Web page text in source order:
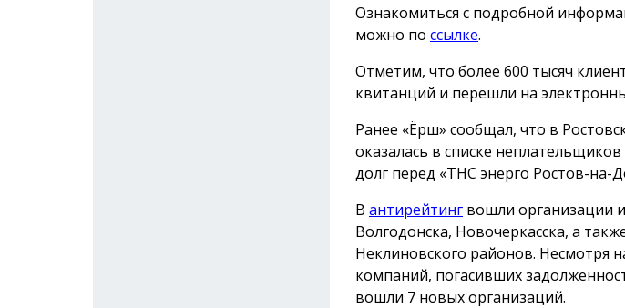
Ознакомиться с подробной
можно по ссылке.
Отметим, что более 600 тысяч
квитанций и перешли на
Ранее «Ёрш» сообщал, что в
оказалась в списке
долг перед «ТНС энерго Ростов-на-
В антирейтинг вошли организации
Волгодонска, Новочеркасска, а
Неклиновского районов. Несмотря
компаний, погасивших
вошли 7 новых организаций.